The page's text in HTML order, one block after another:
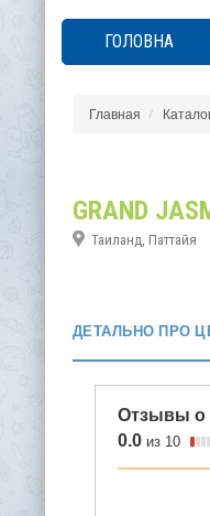
ГОЛОВНА
Главная
GRAND
Таиланд, Паттайя
ДЕТАЛЬНО ПРО